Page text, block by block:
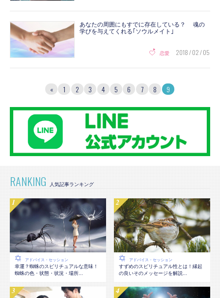
あなたの周囲にもすでに存在している？ 魂の
学びを与えてくれる｢ソウルメイト｣
恋愛 2018 / 02 / 05
« 1 2 3 4 5 6 7 8 9
RANKING
アドバイス・セッション
幸運？蜘蛛のスピリチュアルな意味！
蜘蛛の色・状態・状況・場所...
アドバイス・セッション
すずめのスピリチュアル性とは！縁起
の良いそのメッセージを解説...